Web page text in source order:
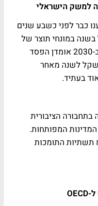
כבר לפני כשבע שנים
שקל בשנה במונחי תוצר של
שנת 2010. אם לא ייעשה שינוי, ב-2030 אומדן הפסד
ל-25 מיליארד שקל לשנה מאחר
בעתיד.
הציבורית
המפותחות.
התומכות